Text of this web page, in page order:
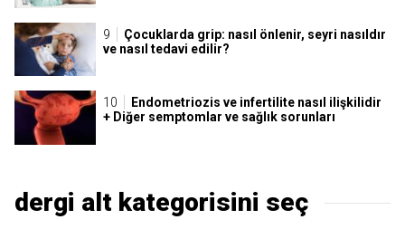
Çocuklarda grip: nasıl önlenir, seyri nasıldır
ve nasıl tedavi edilir?
Endometriozis ve infertilite nasıl ilişkilidir
+ Diğer semptomlar ve sağlık sorunları
dergi alt kategorisini seç